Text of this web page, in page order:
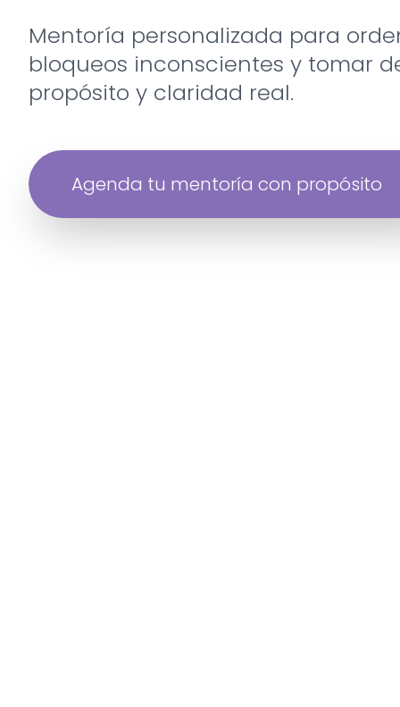
Mentoría personalizada para
bloqueos inconscientes y tomar
propósito y claridad real.
Agenda tu mentoría con propósito